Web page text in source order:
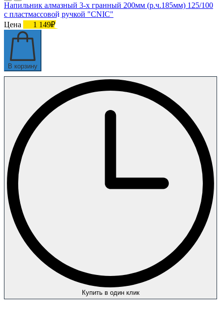
Напильник алмазный 3-х гранный 200мм (р.ч.185мм) 125/100
с пластмассовой ручкой "CNIC"
Цена
1 149₽
В корзину
Купить в один клик